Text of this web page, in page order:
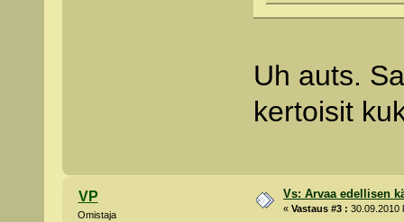
Uh auts.
kertoisit
VP
Omistaja
Vs: Arvaa edellisen
«Vastaus #3 : 30.09.2010